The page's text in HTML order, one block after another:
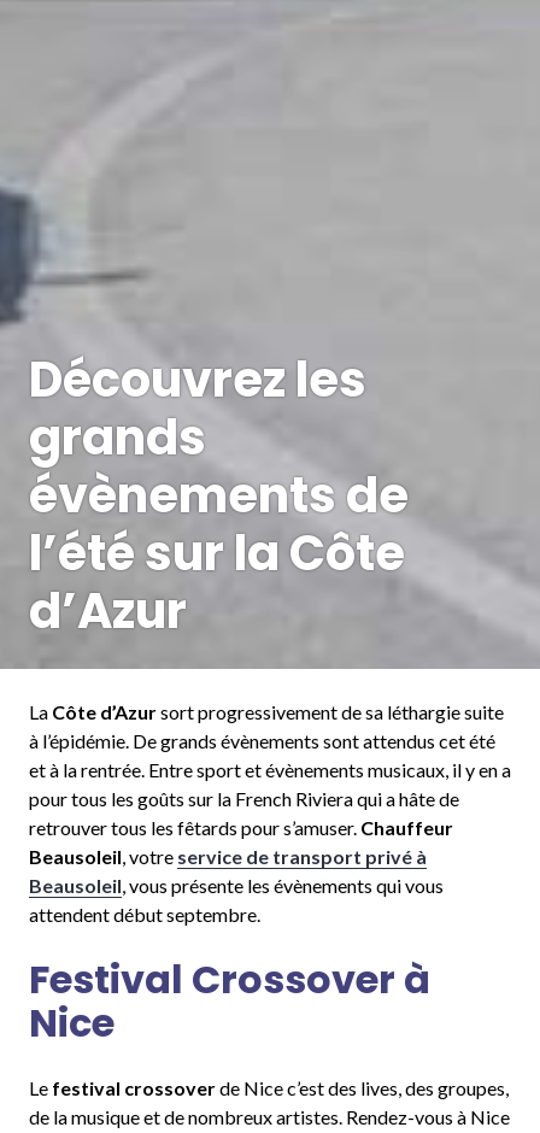
Découvrez les
grands
évènements de
l’été sur la Côte
d’Azur
La Côte d’Azursort progressivement de sa léthargie suite
à l’épidémie. De grands évènements sont attendus cet été
et à la rentrée. Entre sport et évènements musicaux, il y en a
pour tous les goûts sur la French Riviera qui a hâte de
retrouver tous les fêtards pour s’amuser. Chauffeur
Beausoleil, votre service de transport privé à
Beausoleil, vous présente les évènements qui vous
attendent début septembre.
Festival Crossover à
Nice
Le festival crossoverde Nice c’est des lives, des groupes,
de la musique et de nombreux artistes. Rendez-vous à Nice